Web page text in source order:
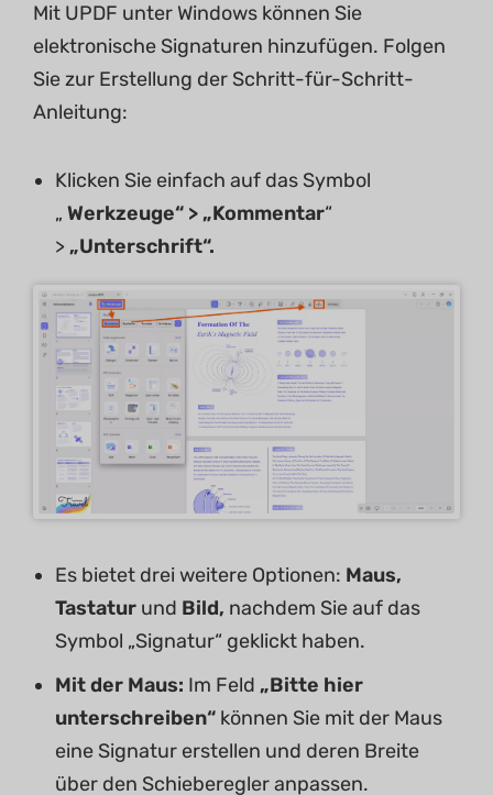
Mit UPDF unter Windows können Sie
elektronische Signaturen hinzufügen. Folgen
Sie zur Erstellung der Schritt-für-Schritt-
Anleitung:
Klicken Sie einfach auf das Symbol
„ Werkzeuge“ > „Kommentar“
> „Unterschrift“.
Es bietet drei weitere Optionen: Maus,
Tastatur und Bild, nachdem Sie auf das
Symbol „Signatur“ geklickt haben.
Mit der Maus: Im Feld „Bitte hier
unterschreiben“ können Sie mit der Maus
eine Signatur erstellen und deren Breite
über den Schieberegler anpassen.